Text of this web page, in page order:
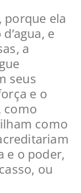
porque ela
e
a
seus
e o
como
como
e o poder,
ou